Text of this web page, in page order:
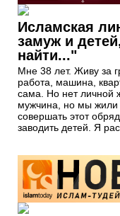
Исламская
замуж и
найти..."
Мне 38 лет. Живу за
работа, машина,
сама. Но нет личной
мужчина, но мы жили
совершать этот
заводить детей. Я